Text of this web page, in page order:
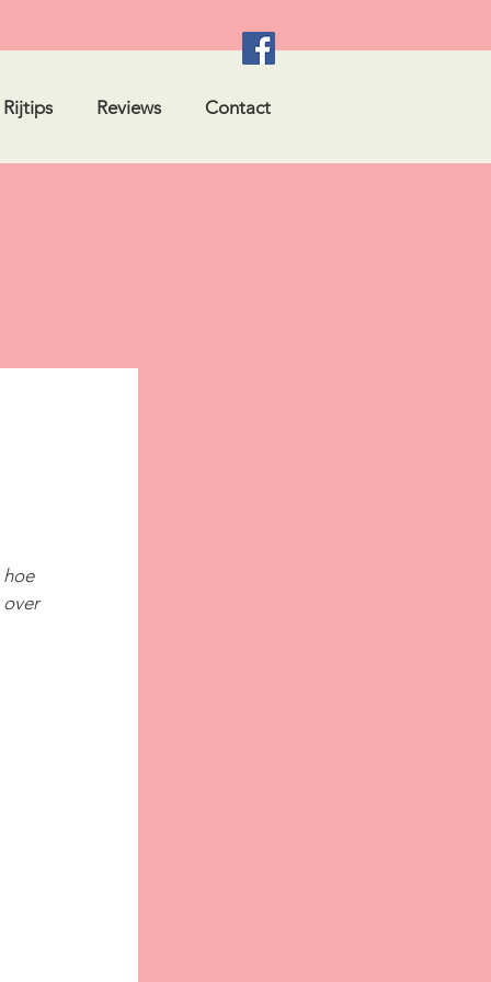
Rijtips Reviews Contact
hoe
over